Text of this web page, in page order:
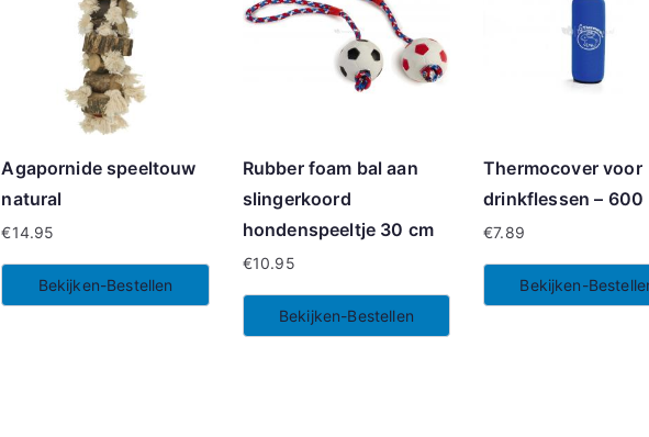
Agapornide speeltouw
natural
€14.95
Bekijken-Bestellen
Rubber foam bal aan
slingerkoord
hondenspeeltje 30 cm
€10.95
Bekijken-Bestellen
Thermocover voor
drinkflessen – 600
€7.89
Bekijken-